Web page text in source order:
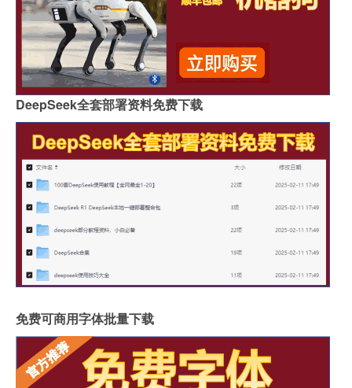
DeepSeek全套部署资料免费下载
免费可商用字体批量下载